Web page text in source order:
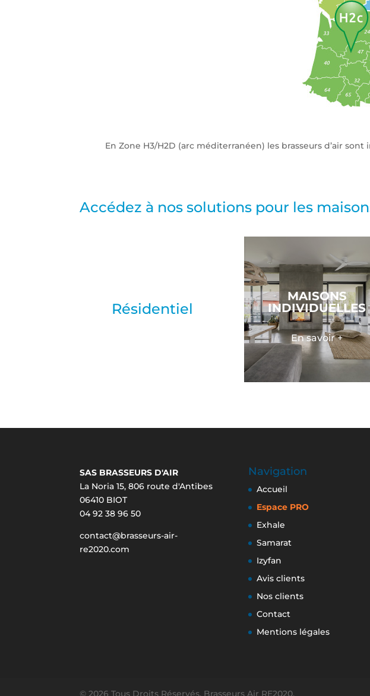
En Zone H3/H2D (arc méditerranéen) les brasseurs d’air
Accédez à nos solutions pour les
Résidentiel
MAISONS
INDIVIDUELLES
En savoir +
SAS BRASSEURS D'AIR
La Noria 15, 806 route d'Antibes
06410 BIOT
04 92 38 96 50
contact@brasseurs-air-
re2020.com
Navigation
Accueil
Espace PRO
Exhale
Samarat
Izyfan
Avis clients
Nos clients
Contact
Mentions légales
© 2026 Tous Droits Réservés. Brasseurs Air RE2020.